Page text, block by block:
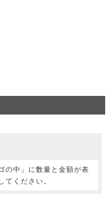
の中」に数量と金額が表
てください。